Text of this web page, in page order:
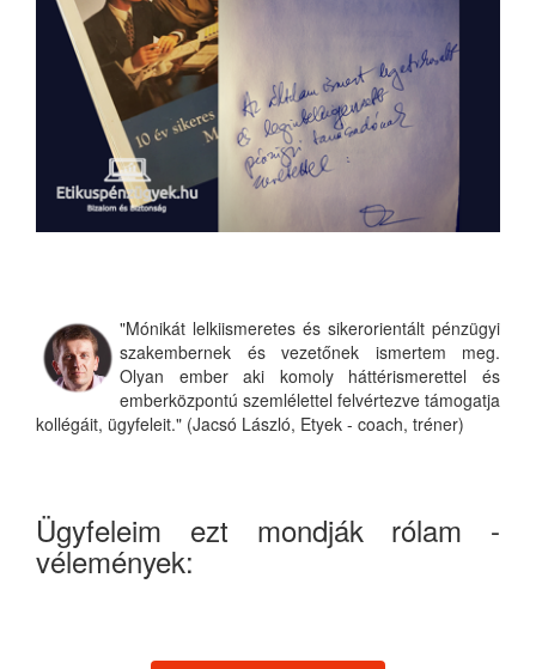
"Mónikát lelkiismeretes és sikerorientált pénzügyi
szakembernek és vezetőnek ismertem meg.
Olyan ember aki komoly háttérismerettel és
emberközpontú szemlélettel felvértezve támogatja
kollégáit, ügyfeleit." (Jacsó László, Etyek - coach, tréner)
Ügyfeleim ezt mondják rólam -
vélemények: